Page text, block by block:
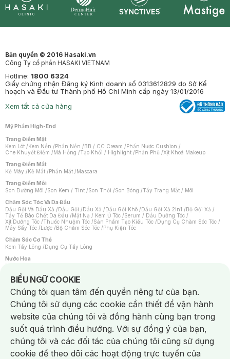
Bản quyền © 2016 Hasaki.vn
Công Ty cổ phần HASAKI VIETNAM
Hotline: 1800 6324
Giấy chứng nhận Đăng ký Kinh doanh số 0313612829 do Sở Kế
hoạch và Đầu tư Thành phố Hồ Chí Minh cấp ngày 13/01/2016
Xem tất cả cửa hàng
Mỹ Phẩm High-End
Trang Điểm Mặt
Kem Lót /Kem Nền /Phấn Nền /BB / CC Cream /Phấn Nước Cushion /
Che Khuyết Điểm /Má Hồng /Tạo Khối / Highlight /Phấn Phủ /Xịt Khoá Makeup
Trang Điểm Mắt
Kẻ Mày /Kẻ Mắt /Phấn Mắt /Mascara
Trang Điểm Môi
Son Dưỡng Môi /Son Kem / Tint /Son Thỏi /Son Bóng /Tẩy Trang Mắt / Môi
Chăm Sóc Tóc Và Da Đầu
Dầu Gội Và Dầu Xả /Dầu Gội /Dầu Xả /Dầu Gội Khô /Dầu Gội Xả 2in1 /Bộ Gội Xả /
Tẩy Tế Bào Chết Da Đầu /Mặt Nạ / Kem Ủ Tóc /Serum / Dầu Dưỡng Tóc /
Xịt Dưỡng Tóc /Thuốc Nhuộm Tóc /Sản Phẩm Tạo Kiểu Tóc /Dụng Cụ Chăm Sóc Tóc /
Máy Sấy Tóc /Lược /Bộ Chăm Sóc Tóc /Phụ Kiện Tóc
Chăm Sóc Cơ Thể
Kem Tẩy Lông /Dụng Cụ Tẩy Lông
Nước Hoa
Nước Hoa Nữ
Chăm Sóc Cá Nhân
Chống Muỗi /Khẩu Trang /Máy Massage/Mặt Nạ Xông Hơi /Nước Rửa Tay/
Sản Phẩm Chăm Sóc Khác /Bàn Chải Đánh Răng /Bàn Chải Điện/
Hỗ Trợ Trắng Răng/Kem Đánh Răng /Máy Tăm Nước/ Nước Súc Miệng/
Tăm / Chỉ Nha Khoa/ Xịt Thơm Miệng / Dung Dịch Vệ Sinh/Dưỡng Vùng Kín/
Khăn Ướt Vệ Sinh Vùng Kín/Băng Vệ Sinh/Tampon/Bọt Cạo Râu /Dao Cạo Râu/
Máy Cạo Râu
Vấn Đề Về Da
Da Dầu / Lỗ Chân Lông To/ Da Khô / Mất Nước/ Da Lão Hóa/ Da Mụn/
Da Nhạy Cảm / Kích Ứng
Da Xỉn Màu Thâm / Nám / Tàn Nhang
Quầng Thâm & Bọng Mắt /Sẹo /Viêm Da Cơ Địa
BIỂU NGỮ COOKIE
Notice about cookies usage
Chúng tôi quan tâm đến quyền riêng tư của bạn.
Chúng tôi sử dụng các cookie cần thiết để vận hành
website của chúng tôi và đồng hành cùng bạn trong
suốt quá trình điều hướng. Với sự đồng ý của bạn,
chúng tôi và các đối tác của chúng tôi cũng sử dụng
cookie để theo dõi các hoạt động trực tuyến của